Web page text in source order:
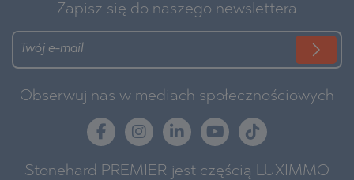
Zapisz się do naszego newslettera
Obserwuj nas w mediach społecznościowych
Stonehard PREMIER jest częścią LUXIMMO